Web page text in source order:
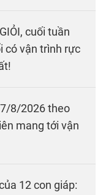
cuối tuần
có vận trình rực
8/2026 theo
mang tới vận
12 con giáp: